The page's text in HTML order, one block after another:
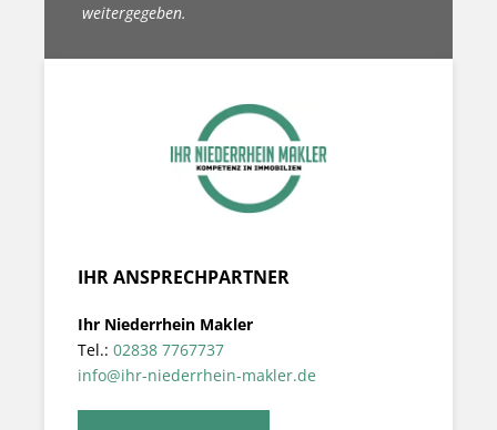
weitergegeben.
IHR ANSPRECHPARTNER
Ihr Niederrhein Makler
Tel.: 02838 7767737
info@ihr-niederrhein-makler.de